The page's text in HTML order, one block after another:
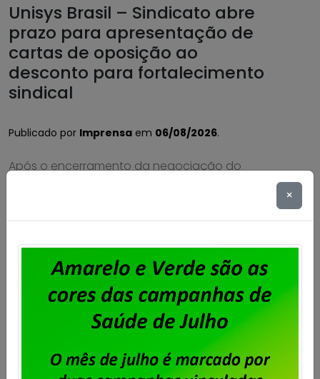
Unisys Brasil – Sindicato abre
prazo para apresentação de
cartas de oposição ao
desconto para fortalecimento
sindical
Publicado por Imprensa em 06/08/2026.
Após o encerramento da negociação do
trabalhadoras da Unisys Brasil, será cobrada
conforme aprovado em assembleia. O
desconto previsto é de 50% de um único dia
de salário vigente do trabalhador, conforme
a cláusula “54ª – Contribuição Para Custeio
Saiba mais
×